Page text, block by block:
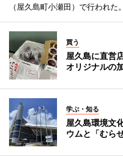
（屋久島町小瀬田）で行われた。
買う
屋久島に直営
オリジナルの
学ぶ・知る
屋久島環境文
ウムと「むら